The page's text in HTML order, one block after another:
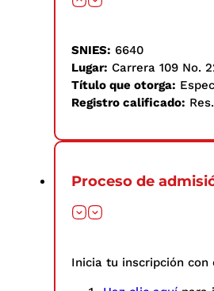
SNIES: 6640
Lugar: Carrera 109 No.
Título que otorga:
Registro calificado:
Proceso de
Inicia tu inscripción con